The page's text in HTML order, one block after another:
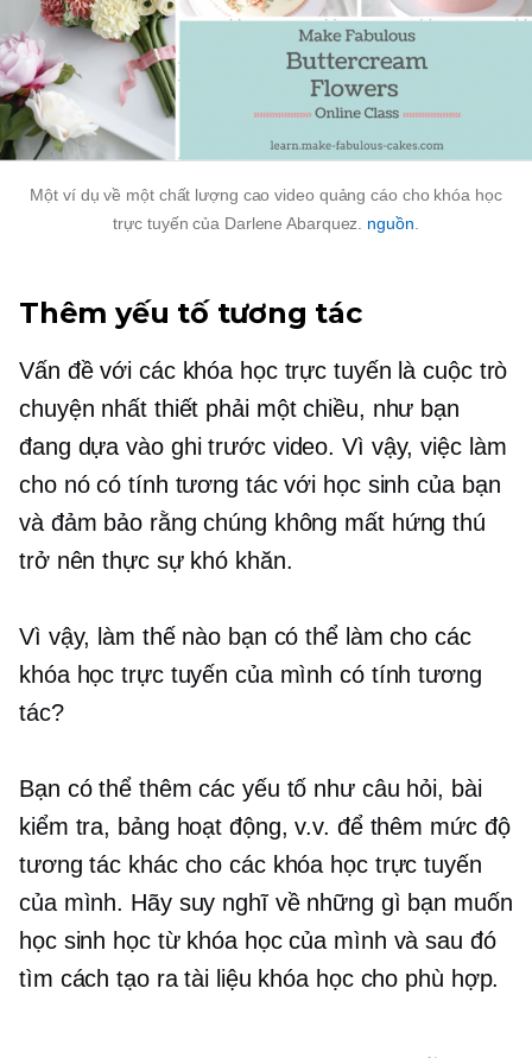
Một ví dụ về một chất lượng cao video quảng cáo cho khóa học
trực tuyến của Darlene Abarquez. nguồn
Thêm yếu tố tương tác
Vấn đề với các khóa học trực tuyến là cuộc trò
chuyện nhất thiết phải một chiều, như bạn
đang dựa vào ghi trướcvideo. Vì vậy, việc làm
cho nó có tính tương tác với học sinh của bạn
và đảm bảo rằng chúng không mất hứng thú
trở nên thực sự khó khăn.
Vì vậy, làm thế nào bạn có thể làm cho các
khóa học trực tuyến của mình có tính tương
tác?
Bạn có thể thêm các yếu tố như câu hỏi, bài
kiểm tra, bảng hoạt động, v.v. để thêm mức độ
tương tác khác cho các khóa học trực tuyến
của mình. Hãy suy nghĩ về những gì bạn muốn
học sinh học từ khóa học của mình và sau đó
tìm cách tạo ra tài liệu khóa học cho phù hợp.